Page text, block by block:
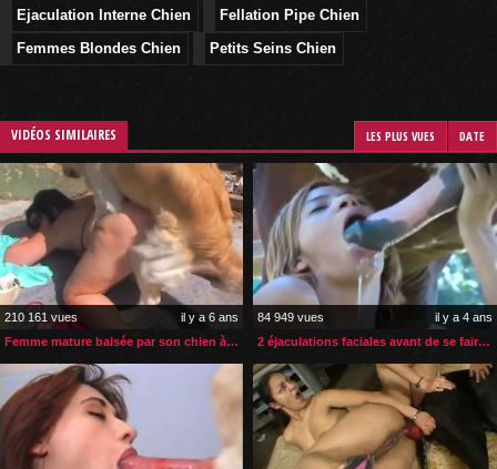
Ejaculation Interne Chien
Fellation Pipe Chien
Femmes Blondes Chien
Petits Seins Chien
VIDÉOS SIMILAIRES LES PLUS VUES DATE
210 161 vues
il y a 6 ans
Femme mature baisée par son chien à la plage
84 949 vues
il y a 4 ans
2 éjaculations faciales avant de se faire baiser par son cheval